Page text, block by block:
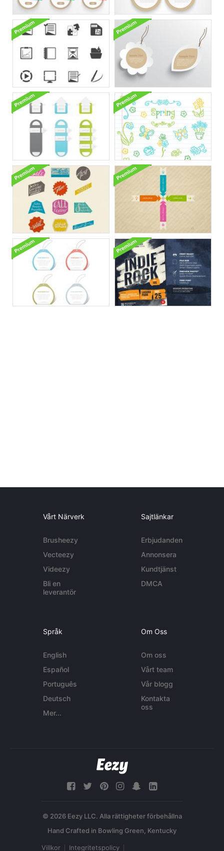
Vårt Närverk
Brusheezy
Vecteezy
Videezy
Bli en
leverantör
Sajtlänkar
Erbjudanden
Annonsera
Kundtjänst
DMCA
Språk
English
Español
Português
Deutsch
Mer...
Om Oss
Om oss
Vårt team
Vår blogg
Kontakta
oss
© 2026 Eezy LLC. Alla rättigheter förbehållna
Villkor Integritetspolicy